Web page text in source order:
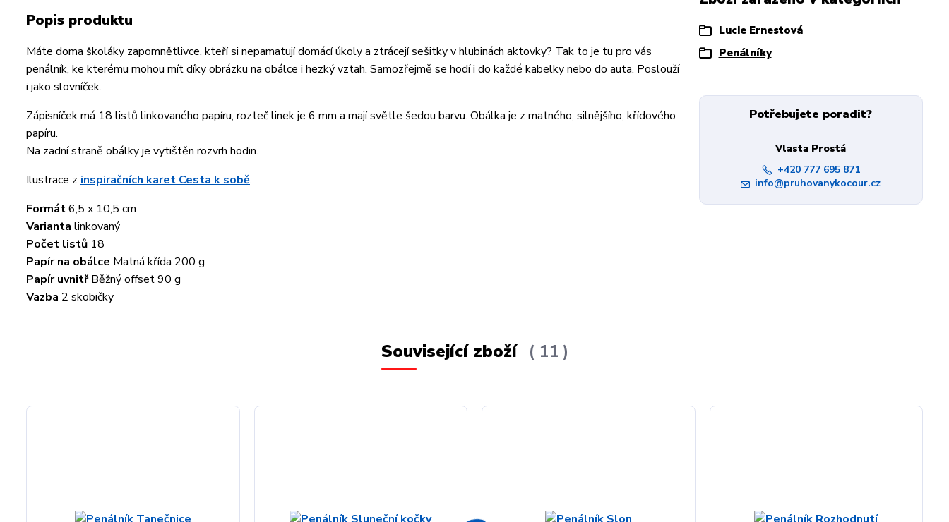
Popis produktu
Máte doma školáky zapomnětlivce, kteří si nepamatují domácí úkoly a ztrácejí sešitky v hlubinách aktovky? Tak to je tu pro vás
penálník, ke kterému mohou mít díky obrázku na obálce i hezký vztah. Samozřejmě se hodí i do každé kabelky nebo do auta. Poslouží
i jako slovníček.
Zápisníček má 18 listů linkovaného papíru, rozteč linek je 6 mm a mají světle šedou barvu. Obálka je z matného, silnějšího, křídového
papíru.
Na zadní straně obálky je vytištěn rozvrh hodin.
Ilustrace z inspiračních karet Cesta k sobě.
Formát6,5 x 10,5 cm
Varianta linkovaný
Počet listů 18
Papír na obálce Matná křída 200 g
Papír uvnitřBěžný offset 90 g
Vazba 2 skobičky
Lucie Ernestová
Penálníky
Potřebujete poradit?
Vlasta Prostá
+420 777 695 871
info@pruhovanykocour.cz
Související zboží 11